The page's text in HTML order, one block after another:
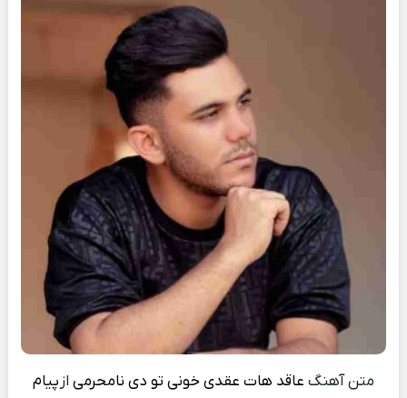
متن آهنگ عاقد هات عقدی خونی تو دی نامحرمی از پیام